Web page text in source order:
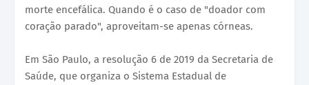
morte encefálica. Quando é o caso de "doador com
coração parado", aproveitam-se apenas córneas.
Em São Paulo, a resolução 6 de 2019 da Secretaria de
Saúde, que organiza o Sistema Estadual de